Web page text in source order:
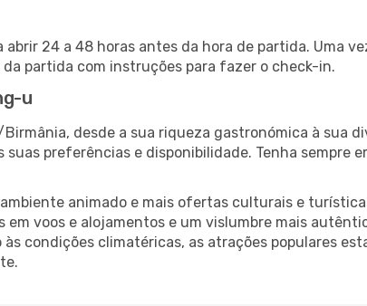
24 a 48 horas antes da hora de partida. Uma
partida com instruções para fazer o check-in.
u
desde a sua riqueza gastronómica à sua
preferências e disponibilidade. Tenha sempre
animado e mais ofertas culturais e
voos e alojamentos e um vislumbre mais
condições climatéricas, as atrações populares